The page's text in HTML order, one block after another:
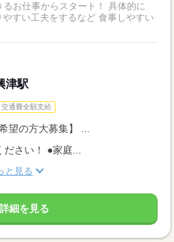
事からスタート！ 具体的に
津駅
交通費全額支給
望の方大募集】 ...
ださい！ ●家庭...
と見る
細を見る